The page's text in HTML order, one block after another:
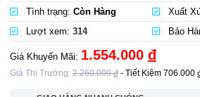
Tình trạng: Còn Hàng Xuất
Lượt xem: 314 Bảo
Giá Khuyến Mãi: 1.554.000 đ
Giá Thị Trường: 2.260.000đ - Tiết Kiệm 706.000